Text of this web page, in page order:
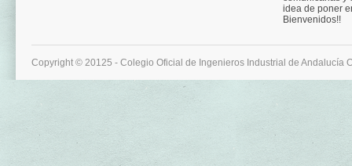
idea de poner
Bienvenidos!!
Copyright © 20125 - Colegio Oficial de Ingenieros Industrial de Andalucía